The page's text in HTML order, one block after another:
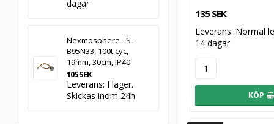
dagar
Nexmosphere - S-
B95N33, 100t cyc,
19mm, 30cm, IP40
105 SEK
Leverans: I lager.
Skickas inom 24h
135 SEK
Leverans: Normal
14 dagar
KÖP